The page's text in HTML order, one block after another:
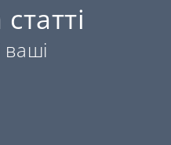
ваші